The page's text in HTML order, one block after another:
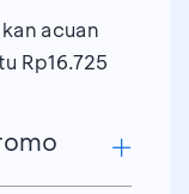
acuan
Rp16.725